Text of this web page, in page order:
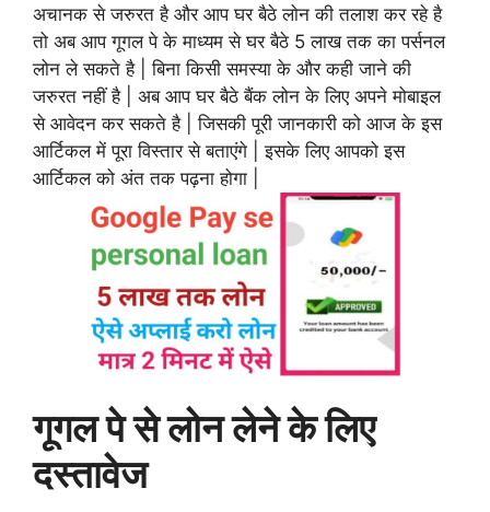
अचानक से जरुरत है और आप घर बैठे लोन की तलाश कर रहे है
तो अब आप गूगल पे के माध्यम से घर बैठे 5 लाख तक का पर्सनल
लोन ले सकते है | बिना किसी समस्या के और कही जाने की
जरुरत नहीं है | अब आप घर बैठे बैंक लोन के लिए अपने मोबाइल
से आवेदन कर सकते है | जिसकी पूरी जानकारी को आज के इस
आर्टिकल में पूरा विस्तार से बताएंगे | इसके लिए आपको इस
आर्टिकल को अंत तक पढ़ना होगा |
गूगल पे से लोन लेने के लिए
दस्तावेज